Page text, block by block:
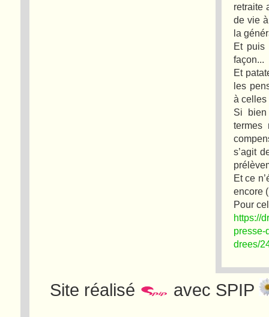
retraite
de vie
la
Et puis
façon...
Et
les
à celles
Si bien
termes
s’agit
Et ce
encore
Pour
https://
presse-
drees/
Site réalisé avec SPIP